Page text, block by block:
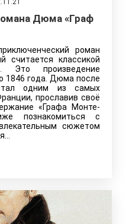
Дюма «Граф
роман
считается классикой
Это произведение
1846 года. Дюма после
одним из самых
прославив своё
«Графа Монте-
познакомиться с
сюжетом